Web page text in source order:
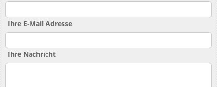
Ihre E-Mail Adresse
Ihre Nachricht